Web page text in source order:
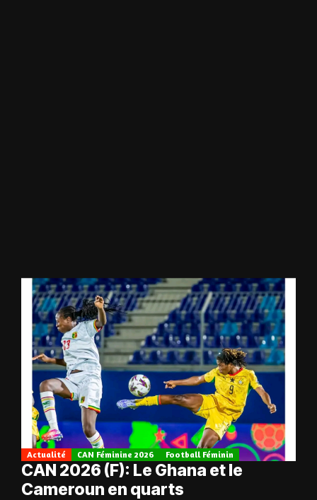
Actualité CAN Féminine 2026 Football Féminin
CAN 2026 (F): Le Ghana et le
Cameroun en quarts